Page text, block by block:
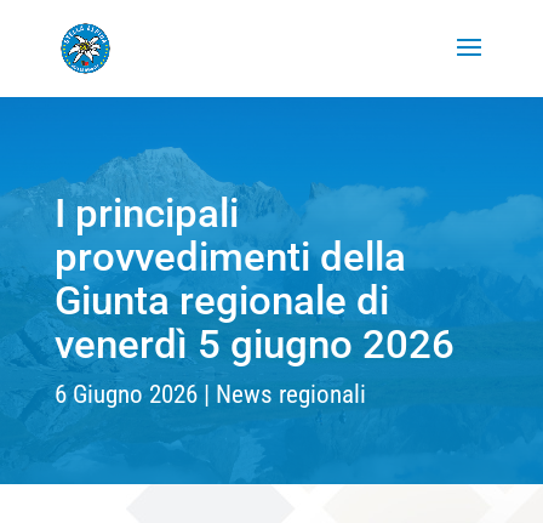
I principali
provvedimenti della
Giunta regionale di
venerdì 5 giugno 2026
6 Giugno 2026 News regionali